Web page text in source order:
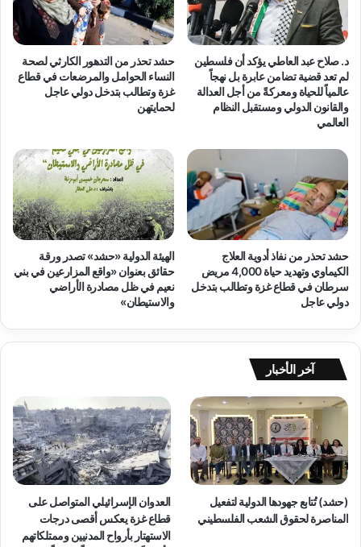
ي
ي
و
ا
ج
ه
ف
ل
ج
د
ي
د
اً
م
ن
ا
ل
ن
ك
ب
ة
ا
م
س
ت
م
ر
ف
ل
ن
ك
ب
ة
ا
ف
ل
س
ط
ي
ي
ة
ا
ل
م
س
م
ر
ة
ت
ح
و
ل
إ
د. صلاح عبد العاطي يؤكد أن فلسطين
لم تعد قضية تضامن عابرة بل نهجاً
عالمياً للحياة ومعركةً من أجل العدالة
والقانون الدولي ومستقبل النظام
العالمي
حشد تحذر من التدهور الكارثي لصحة
النساء الحوامل والمرضعات في قطاع
غزة وتطالب بتدخل دولي عاجل
لحمايتهن
حشد تحذر من نفاذ أدوية العلاج
الكيماوي وتهديد حياة 4,000 مريض
سرطان في قطاع غزة وتطالب بتدخل
دولي عاجل
الهيئة الدولية «حشد» تصدر ورقة
حقائق بعنوان «واقع المزارعين في بني
نعيم في ظل مصادرة الأراضي
والاستيطان»
آخر الأخبار
(حشد) تُتابع جهودها الدولية لتفعيل
المناصرة لحقوق الشعب الفلسطيني
العدوان الإسرائيلي المتواصل على
قطاع غزة يعكس أقصى درجات
الاستهتار بأرواح المدنيين وممتلكاتهم